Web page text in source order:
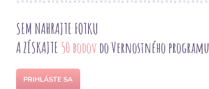
SEM NAHRAJTE FOTKU
A ZÍSKAJTE 50 bodov do Vernostného programu
PRIHLÁSTE SA